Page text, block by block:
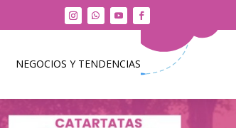
NEGOCIOS Y TENDENCIAS